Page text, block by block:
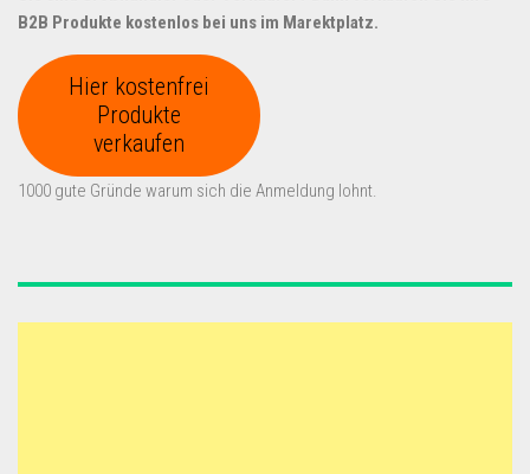
B2B Produkte kostenlos bei uns im Marektplatz.
Hier kostenfrei
Produkte
verkaufen
1000 gute Gründe warum sich die Anmeldung lohnt.